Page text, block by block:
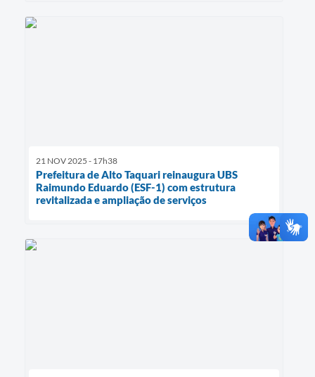
21 NOV 2025 - 17h38
Prefeitura de Alto Taquari reinaugura UBS
Raimundo Eduardo (ESF-1) com estrutura
revitalizada e ampliação de serviços